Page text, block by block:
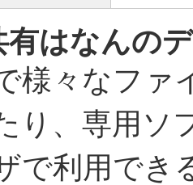
はなんの
様々なファ
り、専用ソ
で利用でき